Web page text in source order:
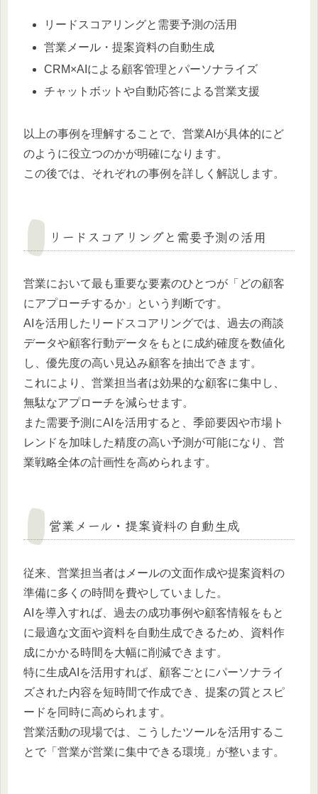
リードスコアリングと需要予測の活用
営業メール・提案資料の自動生成
CRM×AIによる顧客管理とパーソナライズ
チャットボットや自動応答による営業支援
以上の事例を理解することで、営業AIが具体的にど
のように役立つのかが明確になります。
この後では、それぞれの事例を詳しく解説します。
リードスコアリングと需要予測の活用
営業において最も重要な要素のひとつが「どの顧客
にアプローチするか」という判断です。
AIを活用したリードスコアリングでは、過去の商談
データや顧客行動データをもとに成約確度を数値化
し、優先度の高い見込み顧客を抽出できます。
これにより、営業担当者は効果的な顧客に集中し、
無駄なアプローチを減らせます。
また需要予測にAIを活用すると、季節要因や市場ト
レンドを加味した精度の高い予測が可能になり、営
業戦略全体の計画性を高められます。
営業メール・提案資料の自動生成
従来、営業担当者はメールの文面作成や提案資料の
準備に多くの時間を費やしていました。
AIを導入すれば、過去の成功事例や顧客情報をもと
に最適な文面や資料を自動生成できるため、資料作
成にかかる時間を大幅に削減できます。
特に生成AIを活用すれば、顧客ごとにパーソナライ
ズされた内容を短時間で作成でき、提案の質とスピ
ードを同時に高められます。
営業活動の現場では、こうしたツールを活用するこ
とで「営業が営業に集中できる環境」が整います。